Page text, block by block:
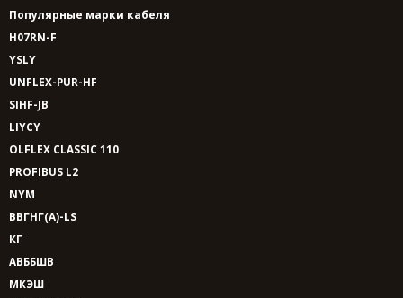
Популярные марки кабеля
H07RN-F
YSLY
UNFLEX-PUR-HF
SIHF-JB
LIYCY
OLFLEX CLASSIC 110
PROFIBUS L2
NYM
ВВГНГ(A)-LS
КГ
АВББШВ
МКЭШ